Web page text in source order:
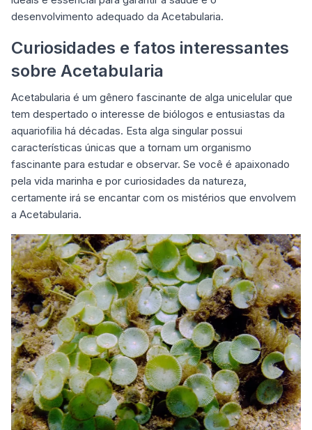
desenvolvimento adequado da Acetabularia.
Curiosidades e fatos interessantes
sobre Acetabularia
Acetabularia é um gênero fascinante de alga unicelular que
tem despertado o interesse de biólogos e entusiastas da
aquariofilia há décadas. Esta alga singular possui
características únicas que a tornam um organismo
fascinante para estudar e observar. Se você é apaixonado
pela vida marinha e por curiosidades da natureza,
certamente irá se encantar com os mistérios que envolvem
a Acetabularia.